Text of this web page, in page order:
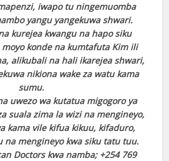
iwapo tu ningemuomba
yangu yangekuwa shwari.
kurejea kwangu na hapo siku
konde na kumtafuta Kim ili
alikubali na hali ikarejea shwari,
nikiona wake za watu kama
sumu.
uwezo wa kutatua migogoro ya
suala zima la wizi na mengineyo,
kama vile kifua kikuu, kifaduro,
na mengineyo kwa siku tatu tuu.
Doctors kwa namba; +254 769